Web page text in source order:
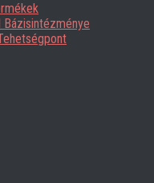
Bázisintézménye